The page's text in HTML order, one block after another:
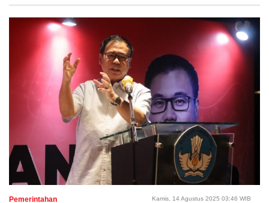
Pemerintahan Kamis, 14 Agustus 2025 03:46 WIB